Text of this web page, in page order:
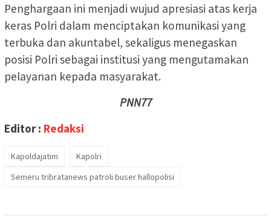
Penghargaan ini menjadi wujud apresiasi atas kerja
keras Polri dalam menciptakan komunikasi yang
terbuka dan akuntabel, sekaligus menegaskan
posisi Polri sebagai institusi yang mengutamakan
pelayanan kepada masyarakat.
PNN77
Editor : Redaksi
Kapoldajatim
Kapolri
Semeru tribratanews patroli buser hallopolisi